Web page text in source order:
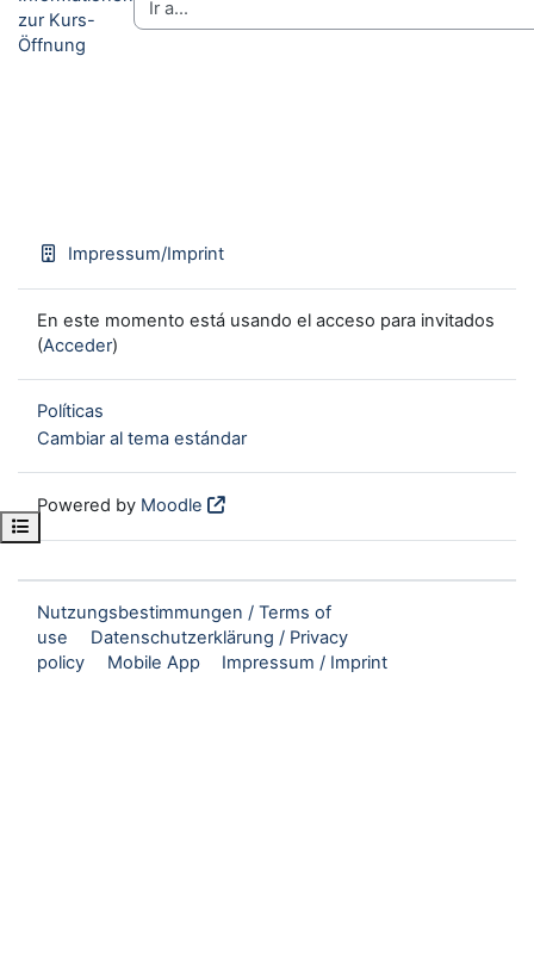
Open course index
zur Kurs-
Öffnung
Impressum/Imprint
En este momento está usando el acceso para invitados
(Acceder)
Políticas
Cambiar al tema estándar
Powered by Moodle
Nutzungsbestimmungen / Terms of
use
Datenschutzerklärung / Privacy
policy
Mobile App Impressum / Imprint